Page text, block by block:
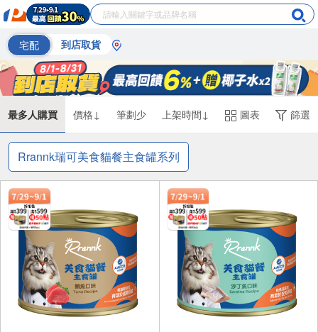
宅配 到店取貨
最多人購買 價格↓ 筆劃少 上架時間↓ 圖表 篩選
Rrannk瑞可美食貓餐主食罐系列